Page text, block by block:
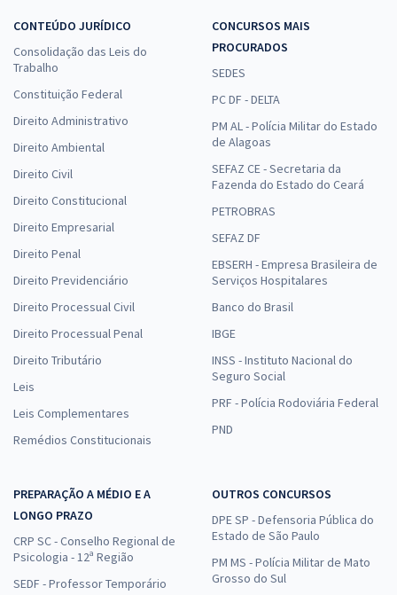
CONTEÚDO JURÍDICO
Consolidação das Leis do
Trabalho
Constituição Federal
Direito Administrativo
Direito Ambiental
Direito Civil
Direito Constitucional
Direito Empresarial
Direito Penal
Direito Previdenciário
Direito Processual Civil
Direito Processual Penal
Direito Tributário
Leis
Leis Complementares
Remédios Constitucionais
CONCURSOS MAIS
PROCURADOS
SEDES
PC DF - DELTA
PM AL - Polícia Militar do Estado
de Alagoas
SEFAZ CE - Secretaria da
Fazenda do Estado do Ceará
PETROBRAS
SEFAZ DF
EBSERH - Empresa Brasileira de
Serviços Hospitalares
Banco do Brasil
IBGE
INSS - Instituto Nacional do
Seguro Social
PRF - Polícia Rodoviária Federal
PND
PREPARAÇÃO A MÉDIO E A
LONGO PRAZO
CRP SC - Conselho Regional de
Psicologia - 12ª Região
SEDF - Professor Temporário
OUTROS CONCURSOS
DPE SP - Defensoria Pública do
Estado de São Paulo
PM MS - Polícia Militar de Mato
Grosso do Sul